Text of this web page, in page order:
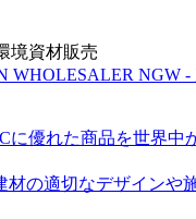
境資材販売
WHOLESALER NGW -
に優れた商品を世界中
材の適切なデザインや